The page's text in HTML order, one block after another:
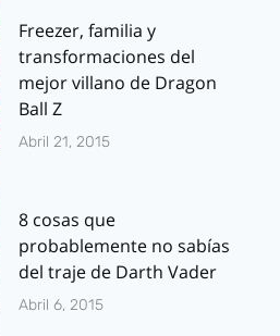
Freezer, familia y
transformaciones del
mejor villano de Dragon
Ball Z
Abril 21, 2015
8 cosas que
probablemente no sabías
del traje de Darth Vader
Abril 6, 2015